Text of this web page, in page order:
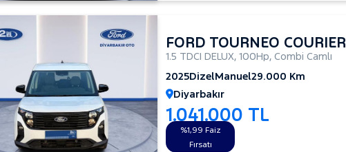
FORD TOURNEO COURIER
1.5 TDCI DELUX, 100Hp, Combi Camlı
2025DizelManuel29.000 Km
Diyarbakır
1.041.000 TL
%1,99 Faiz
Fırsatı